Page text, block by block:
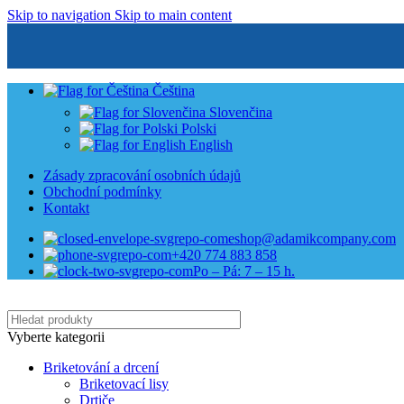
Skip to navigation Skip to main content
Čeština
Slovenčina
Polski
English
Zásady zpracování osobních údajů
Obchodní podmínky
Kontakt
eshop@adamikcompany.com
+420 774 883 858
Po – Pá: 7 – 15 h.
Vyberte kategorii
Briketování a drcení
Briketovací lisy
Drtiče